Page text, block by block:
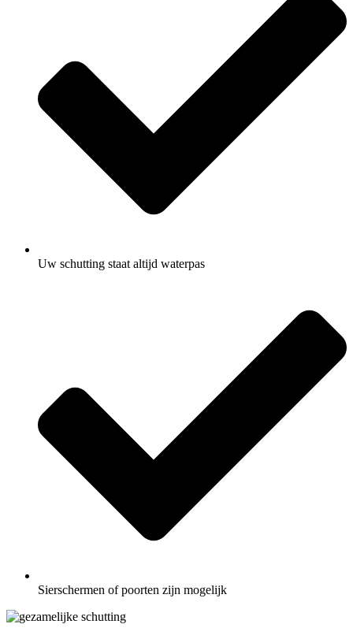
Uw schutting staat altijd waterpas
Sierschermen of poorten zijn mogelijk